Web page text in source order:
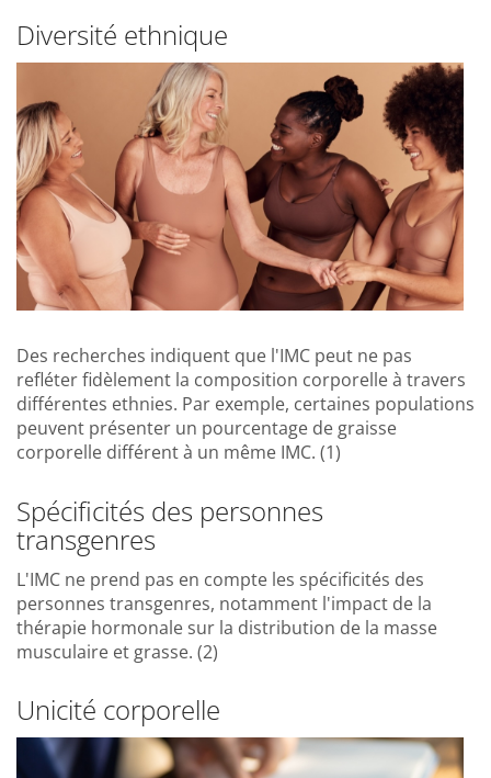
Diversité ethnique
Des recherches indiquent que l'IMC peut ne pas
refléter fidèlement la composition corporelle à travers
différentes ethnies. Par exemple, certaines populations
peuvent présenter un pourcentage de graisse
corporelle différent à un même IMC. (1)
Spécificités des personnes
transgenres
L'IMC ne prend pas en compte les spécificités des
personnes transgenres, notamment l'impact de la
thérapie hormonale sur la distribution de la masse
musculaire et grasse. (2)
Unicité corporelle